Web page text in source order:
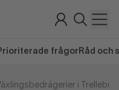
frågor Råd och
i